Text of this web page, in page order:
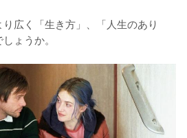
広く「生き方」、「人生のあり
ょうか。